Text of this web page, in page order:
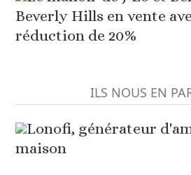
Beverly Hills en vente
réduction de 20%
ILS NOUS EN
Lonofi, générateur
maison